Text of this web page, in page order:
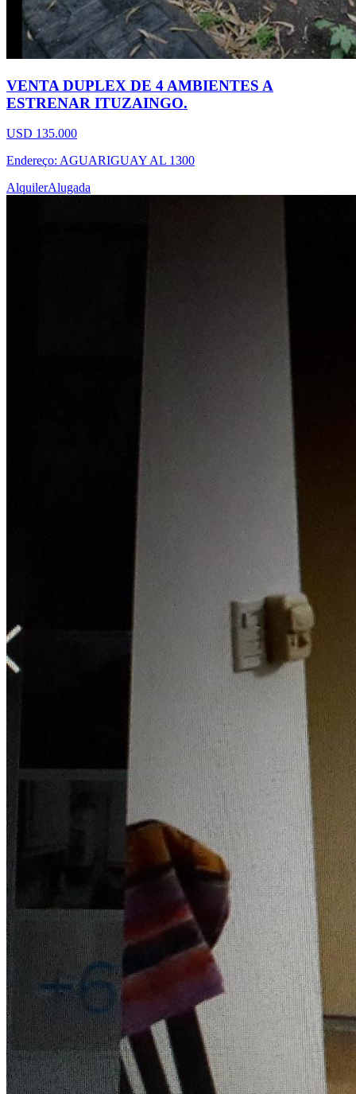
VENTA DUPLEX DE 4 AMBIENTES A
ESTRENAR ITUZAINGO.
USD 135.000
Endereço: AGUARIGUAY AL 1300
AlquilerAlugada